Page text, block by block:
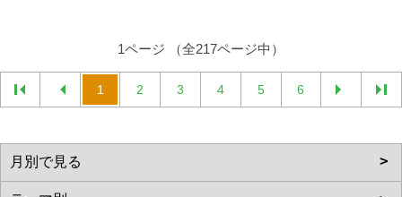
1ページ （全217ページ中）
1 2 3 4 5 6